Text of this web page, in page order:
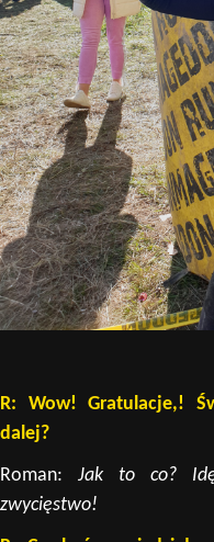
R: Wow! Gratulacje,!
dalej?
Roman: Jak to co?
zwycięstwo!